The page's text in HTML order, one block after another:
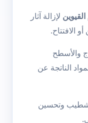
لإزالة آثار
الافتتاح.
والأسطح
الناتجة عن
وتحسين